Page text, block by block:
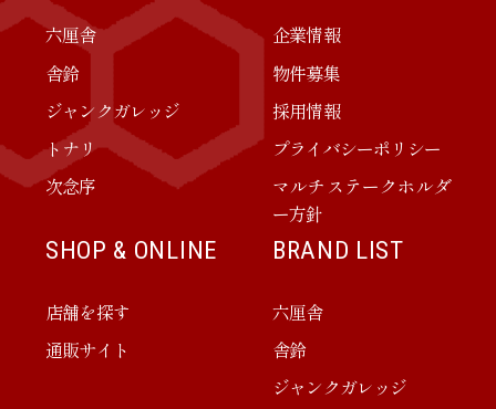
六厘舎
舎鈴
ジャンクガレッジ
トナリ
次念序
企業情報
物件募集
採用情報
プライバシーポリシー
マルチステークホルダ
ー方針
SHOP & ONLINE
店舗を探す
通販サイト
BRAND LIST
六厘舎
舎鈴
ジャンクガレッジ